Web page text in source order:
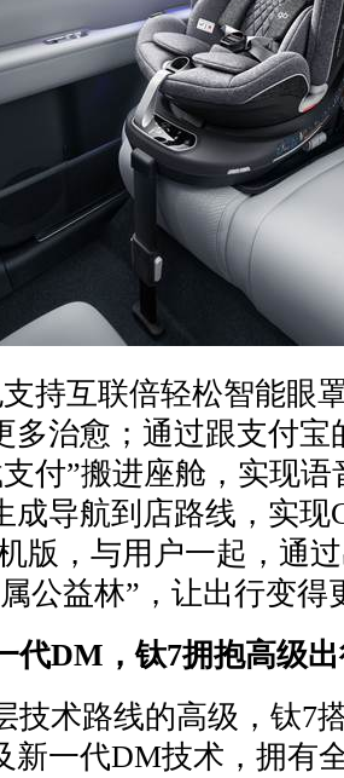
持互联倍轻松智能眼
多治愈；通过跟支付宝
付”搬进座舱，实现
成导航到店路线，实现
版，与用户一起，通
公益林”，让出行变得
代DM，钛7拥抱高级
术路线的高级，钛7
新一代DM技术，拥有